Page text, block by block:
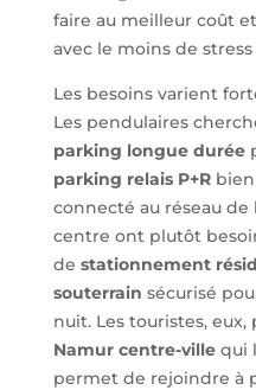
faire au meilleur coût et
avec le moins de
Les besoins varient
Les pendulaires
parking longue durée
parking relais P+Rbien
connecté au réseau de
centre ont plutôt
de stationnement
souterrain sécurisé
nuit. Les touristes,
Namur centre-villequi
permet de rejoindre à